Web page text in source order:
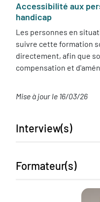
Accessibilité aux
handicap
Les personnes en
suivre cette formation
directement, afin que
compensation et
Mise à jour le 16/03/26
Interview(s)
Formateur(s)